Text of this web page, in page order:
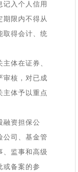
入个人信用
期限内不得从
取得会计、统
体在证券、
审核，对已成
主体予以重点
资担保公
公司、基金管
、监事和高级
或备案的参